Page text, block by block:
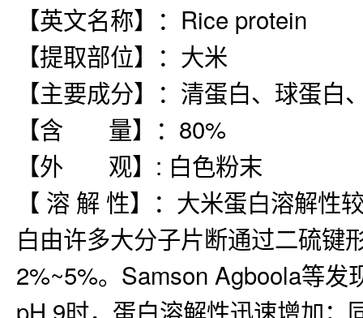
【英文名称】：Rice protein
【提取部位】：大米
【主要成分】：清蛋白、球蛋
【含 量】：80%
【外 观】: 白色粉末
【 溶 解 性】：大米蛋白溶解
白由许多大分子片断通过二硫键
2%~5%。Samson Agboola等发
pH 9时，蛋白溶解性迅速增加；